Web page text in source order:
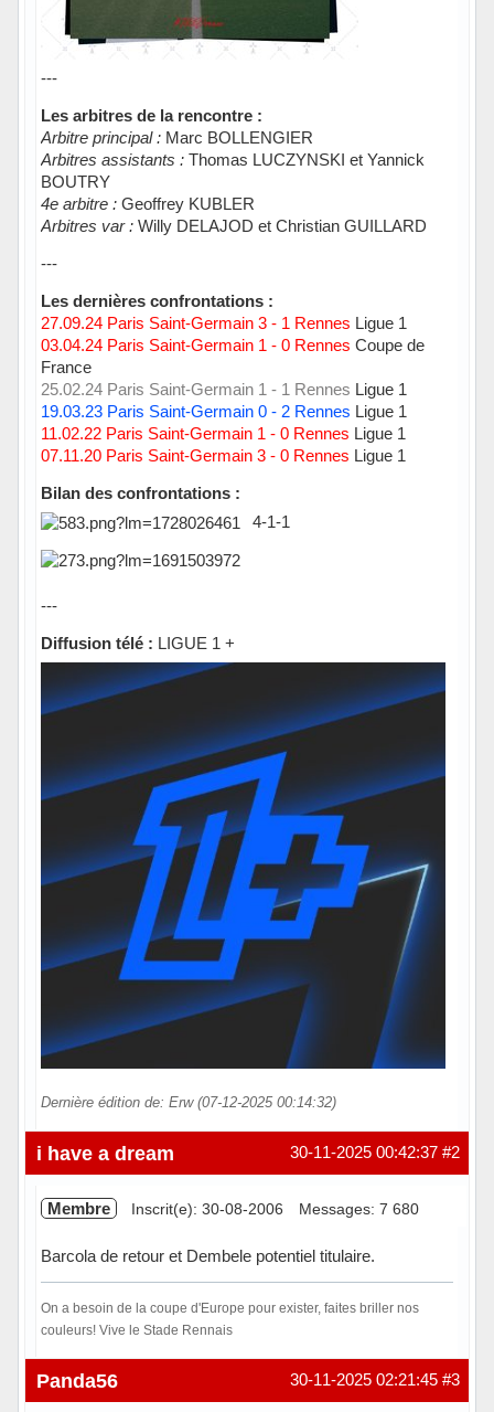
---
Les arbitres de la rencontre :
Arbitre principal :Marc BOLLENGIER
Arbitres assistants :Thomas LUCZYNSKI et Yannick
BOUTRY
4e arbitre :Geoffrey KUBLER
Arbitres var :Willy DELAJOD et Christian GUILLARD
---
Les dernières confrontations :
27.09.24 Paris Saint-Germain 3 - 1 Rennes Ligue 1
03.04.24 Paris Saint-Germain 1 - 0 Rennes Coupe de
France
25.02.24 Paris Saint-Germain 1 - 1 Rennes Ligue 1
19.03.23 Paris Saint-Germain 0 - 2 Rennes Ligue 1
11.02.22 Paris Saint-Germain 1 - 0 Rennes Ligue 1
07.11.20 Paris Saint-Germain 3 - 0 Rennes Ligue 1
Bilan des confrontations :
4-1-1
---
Diffusion télé : LIGUE 1 +
Dernière édition de: Erw (07-12-2025 00:14:32)
Hors ligne #2
30-11-2025 00:42:37
i have a dream
Membre Inscrit(e): 30-08-2006 Messages: 7 680
Barcola de retour et Dembele potentiel titulaire.
On a besoin de la coupe d'Europe pour exister, faites briller nos
couleurs! Vive le Stade Rennais
Hors ligne #3
30-11-2025 02:21:45
Panda56